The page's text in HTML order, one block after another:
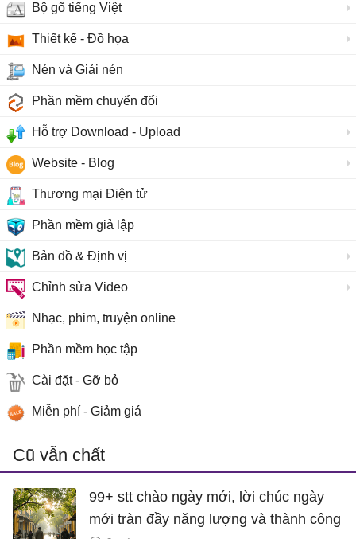
Bộ gõ tiếng Việt
Thiết kế - Đồ họa
Nén và Giải nén
Phần mềm chuyển đổi
Hỗ trợ Download - Upload
Website - Blog
Thương mại Điện tử
Phần mềm giả lập
Bản đồ & Định vị
Chỉnh sửa Video
Nhạc, phim, truyện online
Phần mềm học tập
Cài đặt - Gỡ bỏ
Miễn phí - Giảm giá
Cũ vẫn chất
99+ stt chào ngày mới, lời chúc ngày
mới tràn đầy năng lượng và thành công